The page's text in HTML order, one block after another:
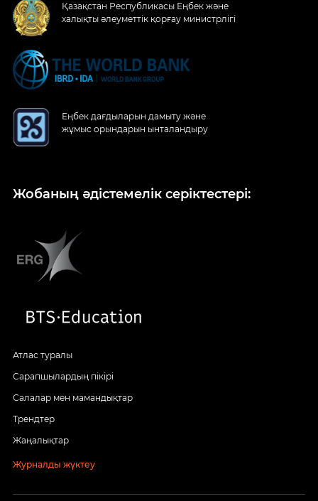
Қазақстан Республикасы Еңбек және
халықты әлеуметтік қорғау министрлігі
Еңбек дағдыларын дамыту және
жұмыс орындарын ынталандыру
Жобаның әдістемелік серіктестері:
Атлас туралы
Сарапшылардың пікірі
Салалар мен мамандықтар
Трендтер
Жаңалықтар
Журналды жүктеу